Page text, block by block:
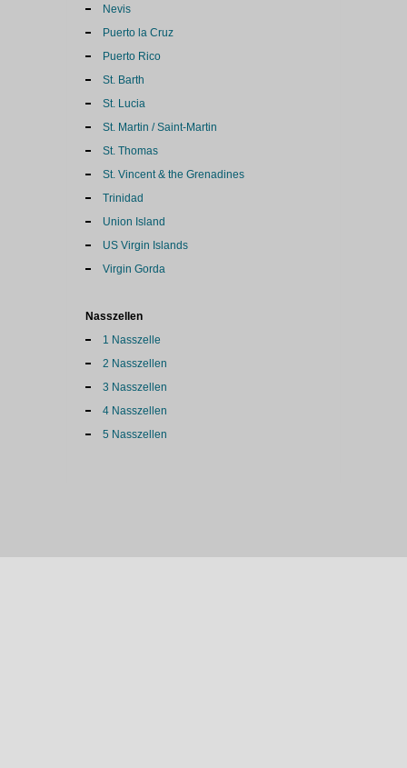
Nevis
Puerto la Cruz
Puerto Rico
St. Barth
St. Lucia
St. Martin / Saint-Martin
St. Thomas
St. Vincent & the Grenadines
Trinidad
Union Island
US Virgin Islands
Virgin Gorda
Nasszellen
1 Nasszelle
2 Nasszellen
3 Nasszellen
4 Nasszellen
5 Nasszellen